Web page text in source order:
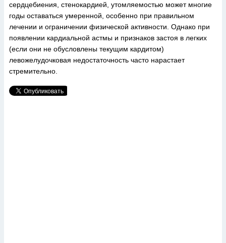
сердцебиения, стенокардией, утомляемостью может многие
годы оставаться умеренной, особенно при правильном
лечении и ограничении физической активности. Однако при
появлении кардиальной астмы и признаков застоя в легких
(если они не обусловлены текущим кардитом)
левожелудочковая недостаточность часто нарастает
стремительно.